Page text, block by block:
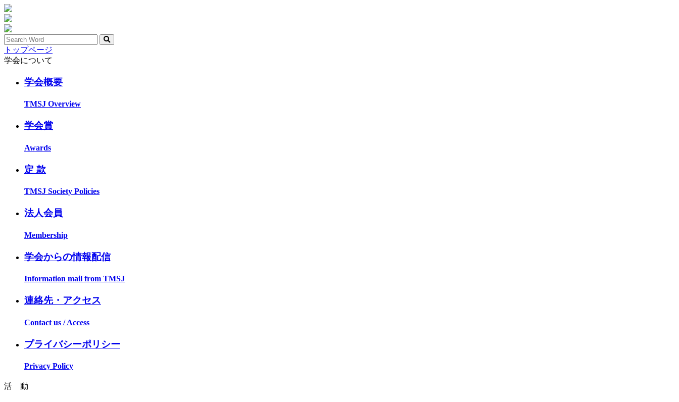
トップページ
学会について
学会概要
TMSJ Overview
学会賞
Awards
定 款
TMSJ Society Policies
法人会員
Membership
学会からの情報配信
Information mail from TMSJ
連絡先・アクセス
Contact us / Access
プライバシーポリシー
Privacy Policy
活 動